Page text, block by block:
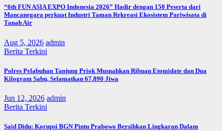
“6th FUN ASIA EXPO Indonesia 2026” Hadir dengan 150 Peserta dari
Mancanegara perkuat Industri Taman Rekreasi Ekosistem Pariwisata di
Tanah Air
Aug 5, 2026 admin
Berita Terkini
Polres Pelabuhan Tanjung Priok Musnahkan Ribuan Etomidate dan Dua
Kilogram Sabu, Selamatkan 67.890 Jiwa
Jun 12, 2026 admin
Berita Terkini
Said Didu: Korupsi BGN Pintu Prabowo Bersihkan Lingkaran Dalam